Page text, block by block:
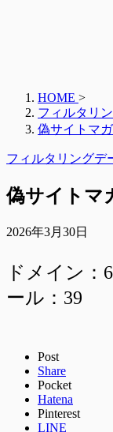
HOME >
フィルタリ
偽サイトマ
フィルタリングデ
偽サイトマ
2026年3月30日
ドメイン
ール：39
Post
Share
Pocket
Hatena
Pinterest
LINE